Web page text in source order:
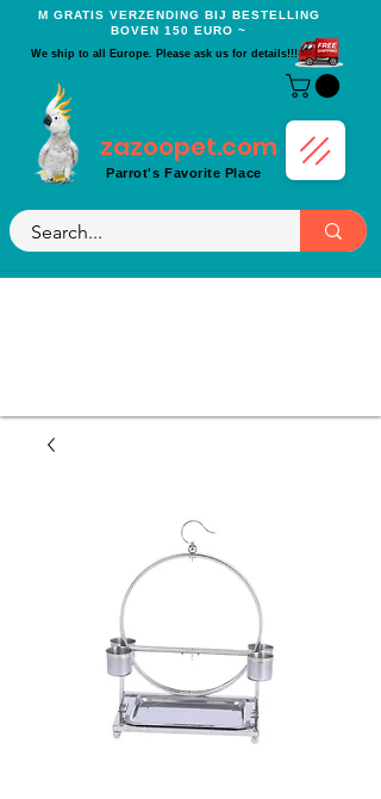
Μ GRATIS VERZENDING BIJ BESTELLING
BOVEN 150 EURO ~
We ship to all Europe. Please ask us for details!!!
zazoopet.com
Parrot's Favorite Place